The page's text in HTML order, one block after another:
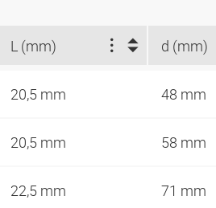
L (mm) d (mm)
20,5 mm 48 mm
20,5 mm 58 mm
22,5 mm 71 mm